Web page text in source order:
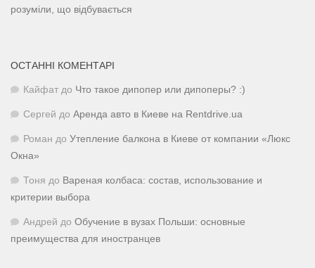
розуміли, що відбувається
ОСТАННІ КОМЕНТАРІ
Кайфат до Что такое дипопер или дипоперы? :)
Сергей до Аренда авто в Киеве на Rentdrive.ua
Роман до Утепление балкона в Киеве от компании «Люкс
Окна»
Тоня до Вареная колбаса: состав, использование и
критерии выбора
Андрей до Обучение в вузах Польши: основные
преимущества для иностранцев